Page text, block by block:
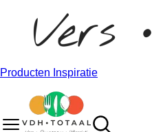
Producten Inspiratie